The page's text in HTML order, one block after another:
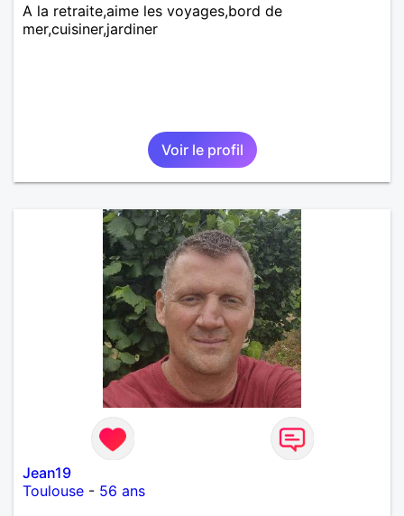
A la retraite,aime les voyages,bord de
mer,cuisiner,jardiner
Voir le profil
Jean19
Toulouse - 56 ans